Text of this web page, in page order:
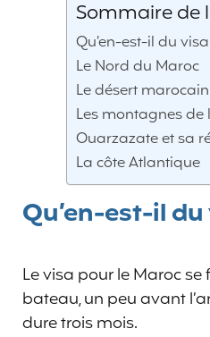
Sommaire de
Qu’en-est-il du
Le Nord du Maroc
Le désert marocain
Les montagnes de
Ouarzazate et sa
La côte Atlantique
Qu’en-est-il du
Le visa pour le Maroc
bateau, un peu avant
dure trois mois.